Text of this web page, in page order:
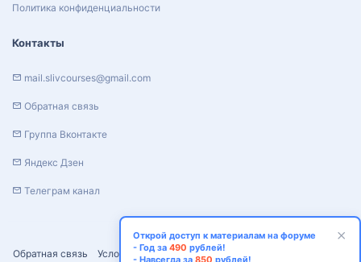
Обратная связь Условия и правила Политика конфиденциальности
Политика конфиденциальности
Контакты
mail.slivcourses@gmail.com
Обратная связь
Группа Вконтакте
Яндекс Дзен
Телеграм канал
Открой доступ к материалам на форуме
- Год за 490 рублей!
- Навсегда за 850 рублей!